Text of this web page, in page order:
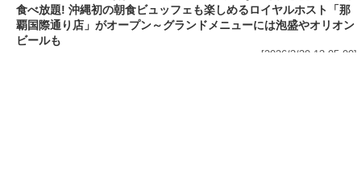
[2026/3/30 15:17:42]
熱湯5分でふっくら白ご飯! カレーや納豆、牛丼